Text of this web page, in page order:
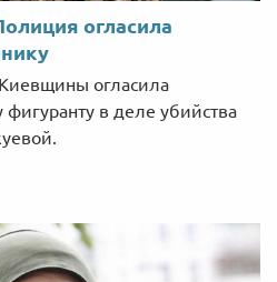
огласила
огласила
в деле убийства